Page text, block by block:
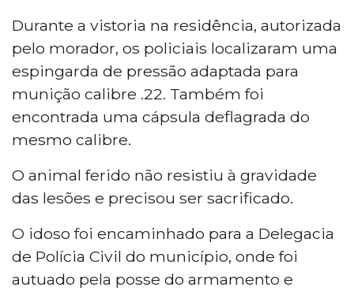
Durante a vistoria na residência, autorizada
pelo morador, os policiais localizaram uma
espingarda de pressão adaptada para
munição calibre .22. Também foi
encontrada uma cápsula deflagrada do
mesmo calibre.
O animal ferido não resistiu à gravidade
das lesões e precisou ser sacrificado.
O idoso foi encaminhado para a Delegacia
de Polícia Civil do município, onde foi
autuado pela posse do armamento e